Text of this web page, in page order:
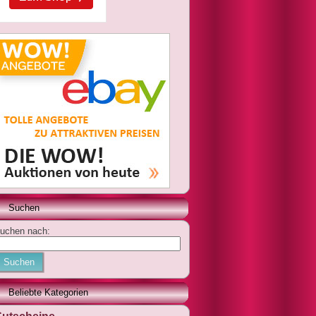
Suchen
nach:
Suchen
Beliebte Kategorien